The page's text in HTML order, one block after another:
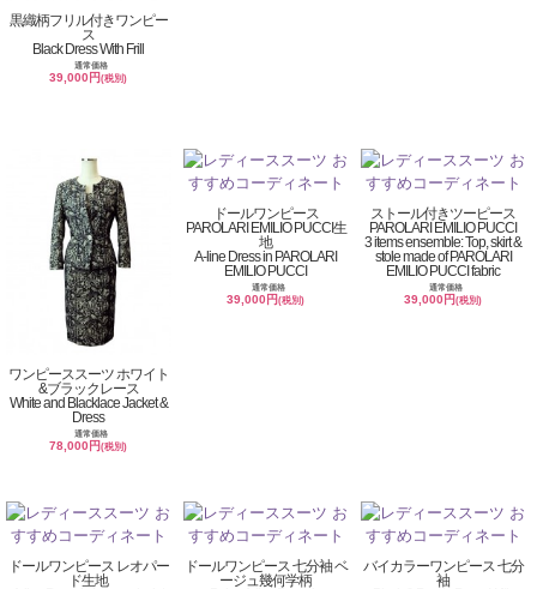
黒織柄フリル付きワンピー
ス
Black Dress With Frill
通常価格
39,000円(税別)
ワンピーススーツ ホワイト
&ブラックレース
White and Blacklace Jacket &
Dress
通常価格
78,000円(税別)
ドールワンピース
PAROLARI EMILIO PUCCI生
地
A-line Dress in PAROLARI
EMILIO PUCCI
通常価格
39,000円(税別)
ストール付きツーピース
PAROLARI EMILIO PUCCI
3 items ensemble: Top, skirt &
stole made of PAROLARI
EMILIO PUCCI fabric
通常価格
39,000円(税別)
ドールワンピース レオパー
ド生地
ドールワンピース 七分袖 ベ
ージュ幾何学柄
バイカラーワンピース 七分
袖